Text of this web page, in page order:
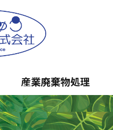
産業廃棄物処理